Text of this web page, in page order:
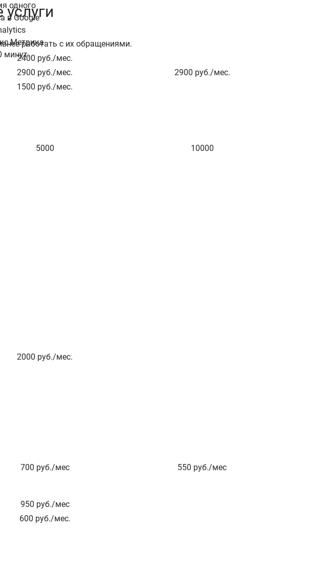
одного
в Google
минут.
работать с их обращениями.
2400 руб./мес.
2900 руб./мес. 2900 руб./мес.
1500 руб./мес.
5000 10000
2000 руб./мес.
700 руб./мес 550 руб./мес
950 руб./мес
600 руб./мес.